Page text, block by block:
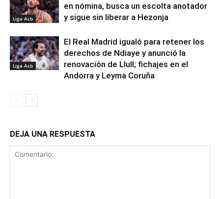
Liga Acb
en nómina, busca un escolta anotador
y sigue sin liberar a Hezonja
Liga Acb
El Real Madrid igualó para retener los
derechos de Ndiaye y anunció la
renovación de Llull; fichajes en el
Andorra y Leyma Coruña
DEJA UNA RESPUESTA